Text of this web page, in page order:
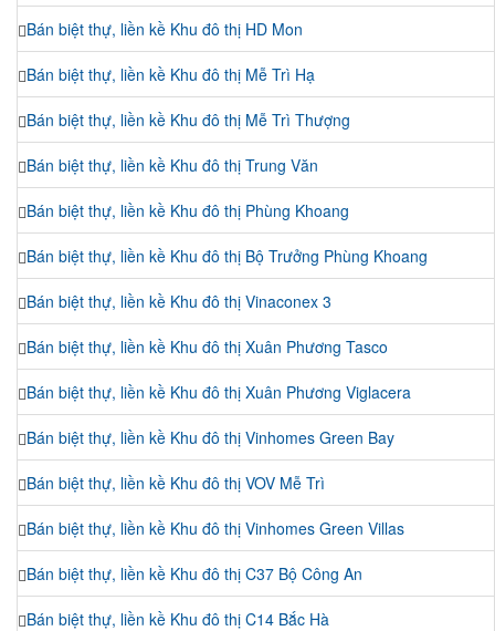
Bán biệt thự, liền kề Khu đô thị HD Mon
Bán biệt thự, liền kề Khu đô thị Mễ Trì Hạ
Bán biệt thự, liền kề Khu đô thị Mễ Trì Thượng
Bán biệt thự, liền kề Khu đô thị Trung Văn
Bán biệt thự, liền kề Khu đô thị Phùng Khoang
Bán biệt thự, liền kề Khu đô thị Bộ Trưởng Phùng Khoang
Bán biệt thự, liền kề Khu đô thị Vinaconex 3
Bán biệt thự, liền kề Khu đô thị Xuân Phương Tasco
Bán biệt thự, liền kề Khu đô thị Xuân Phương Viglacera
Bán biệt thự, liền kề Khu đô thị Vinhomes Green Bay
Bán biệt thự, liền kề Khu đô thị VOV Mễ Trì
Bán biệt thự, liền kề Khu đô thị Vinhomes Green Villas
Bán biệt thự, liền kề Khu đô thị C37 Bộ Công An
Bán biệt thự, liền kề Khu đô thị C14 Bắc Hà